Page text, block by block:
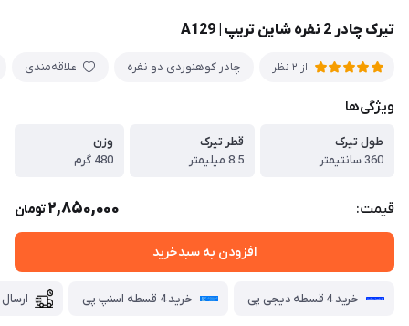
تیرک چادر 2 نفره شاین تریپ | A129
از 2 نظر چادر کوهنوردی دو نفره علاقه‌مندی
ویژگی‌ها
طول تیرک
360 سانتیمتر
قطر تیرک
8.5 میلیمتر
وزن
480 گرم
قیمت: 2,850,000تومان
افزودن به سبدخرید
خرید 4 قسطه دیجی پی خرید 4 قسطه اسنپ پی